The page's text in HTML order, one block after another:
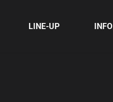
LINE-UP INFO